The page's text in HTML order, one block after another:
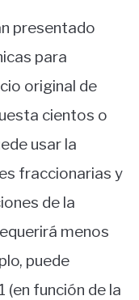
presentado
para
original de
cientos o
usar la
fraccionarias y
de la
menos
puede
(en función de la